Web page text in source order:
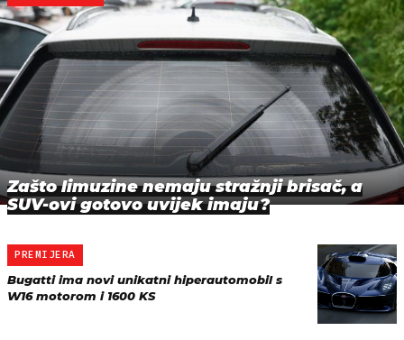
Zašto limuzine nemaju stražnji brisač, a
SUV-ovi gotovo uvijek imaju?
PREMIJERA
Bugatti ima novi unikatni hiperautomobil s
W16 motorom i 1600 KS